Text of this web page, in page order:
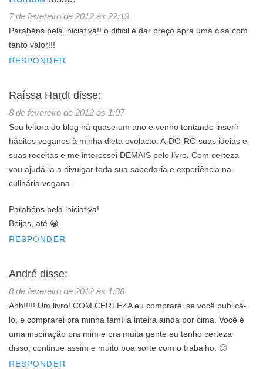
7 de fevereiro de 2012 às 22:19
Parabéns pela iniciativa!! o dificil é dar preço apra uma cisa com
tanto valor!!!
RESPONDER
Raíssa Hardt disse:
8 de fevereiro de 2012 às 1:07
Sou leitora do blog há quase um ano e venho tentando inserir
hábitos veganos à minha dieta ovolacto. A-DO-RO suas ideias e
suas receitas e me interessei DEMAIS pelo livro. Com certeza
vou ajudá-la a divulgar toda sua sabedoria e experiência na
culinária vegana.
Parabéns pela iniciativa!
Beijos, até 😀
RESPONDER
André disse:
8 de fevereiro de 2012 às 1:38
Ahh!!!!! Um livro! COM CERTEZA eu comprarei se você publicá-
lo, e comprarei pra minha família inteira ainda por cima. Você é
uma inspiração pra mim e pra muita gente eu tenho certeza
disso, continue assim e muito boa sorte com o trabalho. 🙂
RESPONDER